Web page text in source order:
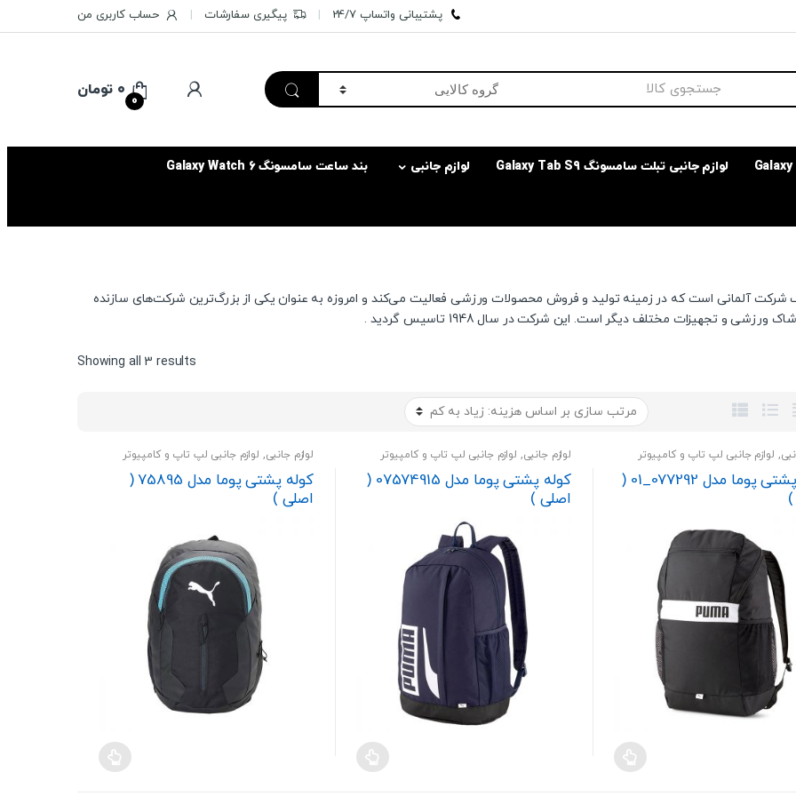
پشتیبانی واتساپ 24/7 پیگیری سفارشات حساب کاربری من
0
۰ تومان
لوازم جانبی تبلت سامسونگ Galaxy Tab S9 لوازم جانبی بند ساعت سامسونگ Galaxy Watch 6
شرکت آلمانی است که در زمینه تولید و فروش محصولات ورزشی فعالیت می‌کند و امروزه به عنوان یکی از بزرگ‌ترین شرکت‌های سازنده
و تجهیزات مختلف دیگر است. این شرکت در سال 1948 تاسیس گردید .
Showing all 3 results
Sorted
, لوازم جانبی لپ تاپ و کامپیوتر
کوله پشتی پوما مدل 077292_01 (
لوازم جانبی, لوازم جانبی لپ تاپ و کامپیوتر
رومیزی
کوله پشتی پوما مدل 07574915 (
اصلی )
لوازم جانبی, لوازم جانبی لپ تاپ و کامپیوتر
رومیزی
کوله پشتی پوما مدل 75895 (
اصلی )